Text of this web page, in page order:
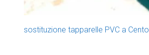
sostituzione tapparelle PVC a Cento